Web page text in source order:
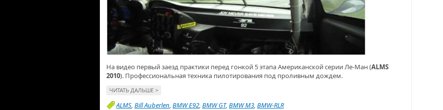
На видео первый заезд практики перед гонкой 5 этапа Американской серии Ле-Ман (ALMS
2010). Профессиональная техника пилотирования под проливным дождем.
ЧИТАТЬ ДАЛЬШЕ >
ALMS, Bill Auberlen, BMW E92, BMW GT, BMW M3, BMW-RLR